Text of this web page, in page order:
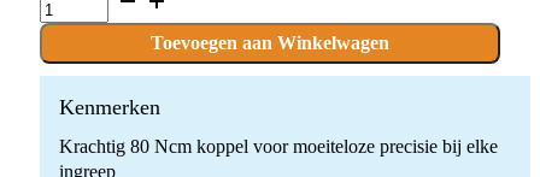
BLANC®
CA
1:3
zonder
quantity
Toevoegen aan Winkelwagen
Kenmerken
Krachtig 80 Ncm koppel voor moeiteloze precisie bij elke
ingreep